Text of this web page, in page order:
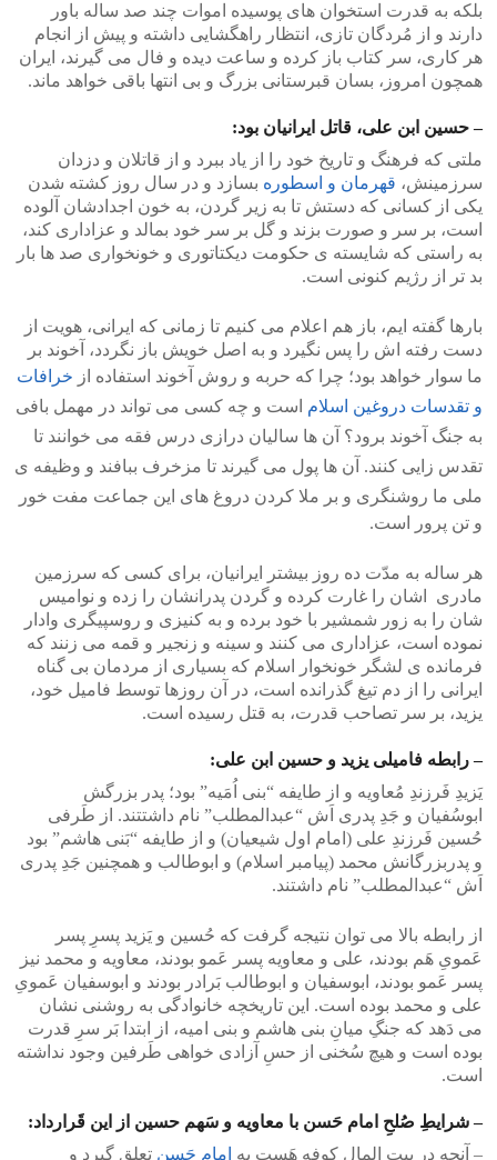
بلکه به قدرت استخوان های پوسیده اموات چند صد ساله باور
دارند و از مُردگان تازی، انتظار راهگشایی داشته و پیش از انجام
هر کاری، سر کتاب باز کرده و ساعت دیده و فال می گیرند، ایران
همچون امروز، بسان قبرستانی بزرگ و بی انتها باقی خواهد ماند.
– حسین ابن علی، قاتل ایرانیان بود:
ملتی که فرهنگ و تاریخ خود را از یاد ببرد و از قاتلان و دزدان
سرزمینش، قهرمان و اسطوره بسازد و در سال روز کشته شدن
یکی از کسانی که دستش تا به زیر گردن، به خون اجدادشان آلوده
است، بر سر و صورت بزند و گل بر سر خود بمالد و عزاداری کند،
به راستی که شایسته ی حکومت دیکتاتوری و خونخواری صد ها بار
بد تر از رژیم کنونی است.
بارها گفته ایم، باز هم اعلام می کنیم تا زمانی که ایرانی، هویت از
دست رفته اش را پس نگیرد و به اصل خویش باز نگردد، آخوند بر
ما سوار خواهد بود؛ چرا که حربه و روش آخوند استفاده از خرافات
و تقدسات دروغین اسلام است و چه کسی می تواند در مهمل بافی
به جنگ آخوند برود؟ آن ها سالیان درازی درس فقه می خوانند تا
تقدس زایی کنند. آن ها پول می گیرند تا مزخرف ببافند و وظیفه ی
ملی ما روشنگری و بر ملا کردن دروغ های این جماعت مفت خور
و تن پرور است.
هر ساله به مدّت ده روز بیشتر ایرانیان، برای کسی که سرزمین
مادری اشان را غارت کرده و گردن پدرانشان را زده و نوامیس
شان را به زور شمشیر با خود برده و به کنیزی و روسپیگری وادار
نموده است، عزاداری می کنند و سینه و زنجیر و قمه می زنند که
فرمانده ی لشگر خونخوار اسلام که بسیاری از مردمان بی گناه
ایرانی را از دم تیغ گذرانده است، در آن روزها توسط فامیل خود،
یزید، بر سر تصاحب قدرت، به قتل رسیده است.
– رابطه فامیلی یزید و حسین ابن علی:
یَزیدِ فَرزندِ مُعاویه و از طایفه “بنی اُمَیه” بود؛ پدر بزرگش
ابوسُفیان و جَدِ پدری اَش “عبدالمطلب” نام داشتتند. از طَرفی
حُسین فَرزندِ علی (امام اول شیعیان) و از طایفه “بَنی هاشم” بود
و پدربزرگانش محمد (پیامبر اسلام) و ابوطالب و همچنین جَدِ پدری
اَش “عبدالمطلب” نام داشتند.
از رابطه بالا می توان نتیجه گرفت که حُسین و یَزید پسرِ پسر
عَمویِ هَم بودند، علی و معاویه پسر عَمو بودند، معاویه و محمد نیز
پسر عَمو بودند، ابوسفیان و ابوطالب بَرادر بودند و ابوسفیان عَمویِ
علی و محمد بوده است. این تاریخچه خانوادگی به روشنی نشان
می دَهد که جنگِ میانِ بنی هاشم و بنی امیه، از ابتدا بَر سرِ قدرت
بوده است و هیچ سُخنی از حسِ آزادی خواهی طَرفین وجود نداشته
است.
– شرایطِ صُلحِ امام حَسن با معاویه و سَهم حسین از این قَرارداد:
– آنچه در بیت المالِ کوفه هَست به امام حَسن تعلق گیرد و